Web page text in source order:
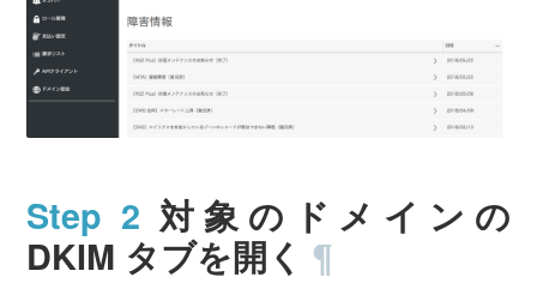
対象のドメインの
DKIM タブを開く¶